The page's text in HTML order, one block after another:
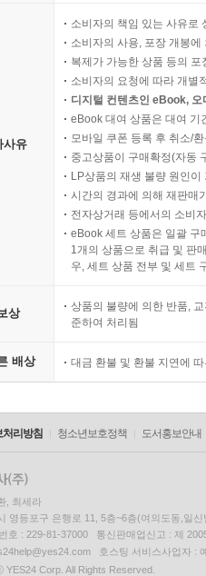
사유
소비자의 책임 있는 사유로
소비자의 사용, 포장 개봉
복제가 가능한 상품 등의
소비자의 요청에 따라 개별
디지털 컨텐츠인 eBook,
eBook 대여 상품은 대여 기
모바일 쿠폰 등록 후 취소/
중고상품이 구매확정(자동
LP상품의 재생 불량 원인
시간의 경과에 의해 재판매
전자상거래 등에서의 소비
eBook 세트 상품은 일괄 구
1개의 상품으로 취급 및 판
우, 세트 상품 전부 및 세트
상
상품의 불량에 의한 반품,
준하여 처리됨
배상 대금 환불 및 환불 지연에
리방침 청소년보호정책 도서홍보안내
, 최세라
영등포구 은행로 11, 5층~6층(여의도동,일신
호 : 229-81-37000 통신판매업신고 : 제
호스팅 서비스사업자 :
Corp. All Rights Reserved.